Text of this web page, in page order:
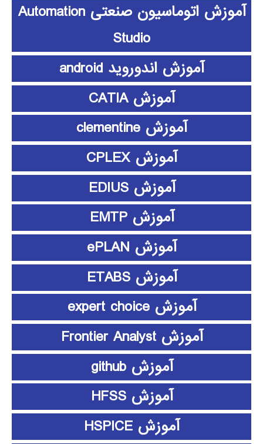
آموزش اتوماسیون صنعتی Automation
Studio
آموزش اندوروید android
آموزش CATIA
آموزش clementine
آموزش CPLEX
آموزش EDIUS
آموزش EMTP
آموزش ePLAN
آموزش ETABS
آموزش expert choice
آموزش Frontier Analyst
آموزش github
آموزش HFSS
آموزش HSPICE